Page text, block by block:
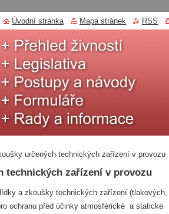
určených technických zařízení v provozu
technických zařízení v provozu
a zkoušky technických zařízení (tlakových,
ochranu před účinky atmosférické a statické
Úvodní stránka Mapa stránek RSS